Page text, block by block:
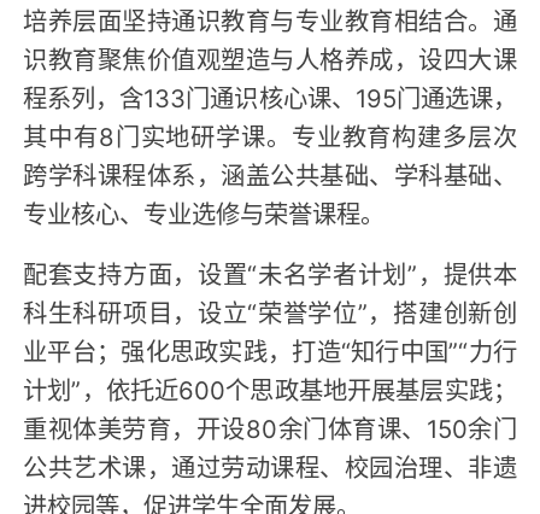
培养层面坚持通识教育与专业教育相结合。通
识教育聚焦价值观塑造与人格养成，设四大课
程系列，含133门通识核心课、195门通选课，
其中有8门实地研学课。专业教育构建多层次
跨学科课程体系，涵盖公共基础、学科基础、
专业核心、专业选修与荣誉课程。
配套支持方面，设置“未名学者计划”，提供本
科生科研项目，设立“荣誉学位”，搭建创新创
业平台；强化思政实践，打造“知行中国”“力行
计划”，依托近600个思政基地开展基层实践；
重视体美劳育，开设80余门体育课、150余门
公共艺术课，通过劳动课程、校园治理、非遗
进校园等，促进学生全面发展。